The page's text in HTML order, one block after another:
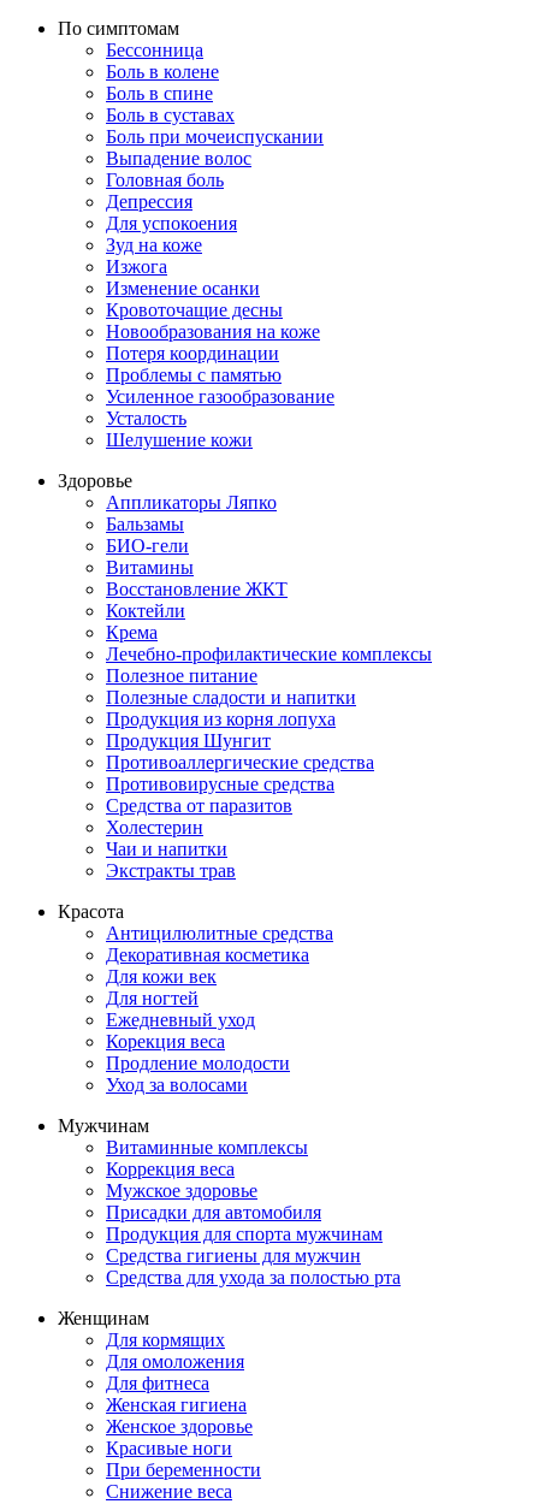
По симптомам
Бессонница
Боль в колене
Боль в спине
Боль в суставах
Боль при мочеиспускании
Выпадение волос
Головная боль
Депрессия
Для успокоения
Зуд на коже
Изжога
Изменение осанки
Кровоточащие десны
Новообразования на коже
Потеря координации
Проблемы с памятью
Усиленное газообразование
Усталость
Шелушение кожи
Здоровье
Аппликаторы Ляпко
Бальзамы
БИО-гели
Витамины
Восстановление ЖКТ
Коктейли
Крема
Лечебно-профилактические комплексы
Полезное питание
Полезные сладости и напитки
Продукция из корня лопуха
Продукция Шунгит
Противоаллергические средства
Противовирусные средства
Средства от паразитов
Холестерин
Чаи и напитки
Экстракты трав
Красота
Антицилюлитные средства
Декоративная косметика
Для кожи век
Для ногтей
Ежедневный уход
Корекция веса
Продление молодости
Уход за волосами
Мужчинам
Витаминные комплексы
Коррекция веса
Мужское здоровье
Присадки для автомобиля
Продукция для спорта мужчинам
Средства гигиены для мужчин
Средства для ухода за полостью рта
Женщинам
Для кормящих
Для омоложения
Для фитнеса
Женская гигиена
Женское здоровье
Красивые ноги
При беременности
Снижение веса